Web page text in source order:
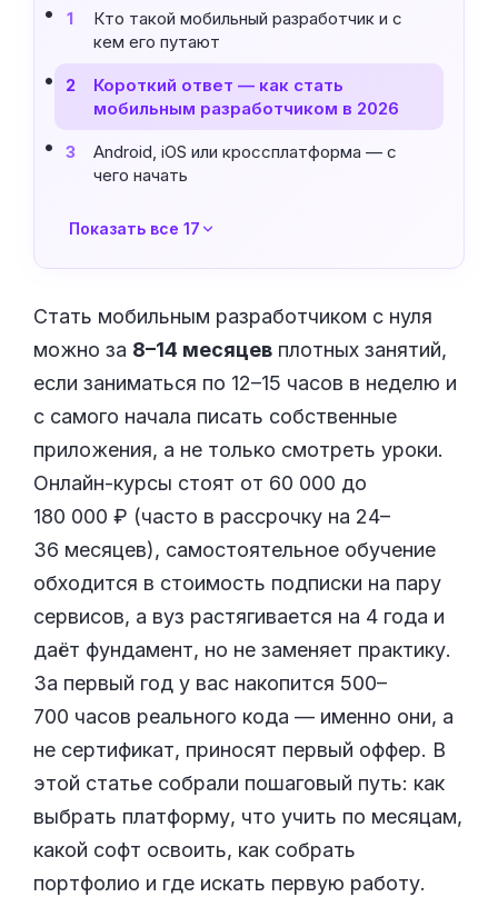
1
Кто такой мобильный разработчик и с
кем его путают
2
Короткий ответ — как стать
мобильным разработчиком в 2026
3
Android, iOS или кроссплатформа — с
чего начать
Показать все 17
Стать мобильным разработчиком с нуля
можно за 8–14 месяцев плотных занятий,
если заниматься по 12–15 часов в неделю и
с самого начала писать собственные
приложения, а не только смотреть уроки.
Онлайн-курсы стоят от 60 000 до
180 000 ₽ (часто в рассрочку на 24–
36 месяцев), самостоятельное обучение
обходится в стоимость подписки на пару
сервисов, а вуз растягивается на 4 года и
даёт фундамент, но не заменяет практику.
За первый год у вас накопится 500–
700 часов реального кода — именно они, а
не сертификат, приносят первый оффер. В
этой статье собрали пошаговый путь: как
выбрать платформу, что учить по месяцам,
какой софт освоить, как собрать
портфолио и где искать первую работу.